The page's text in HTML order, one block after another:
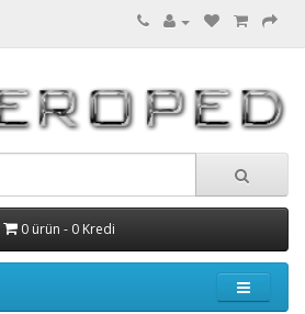
0 ürün - 0 Kredi